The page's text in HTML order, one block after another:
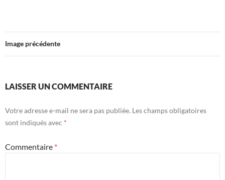
b
o
k
er es
t
bl
r
g
er
Image précédente
LAISSER UN COMMENTAIRE
Votre adresse e-mail ne sera pas publiée. Les champs obligatoires
sont indiqués avec *
Commentaire *